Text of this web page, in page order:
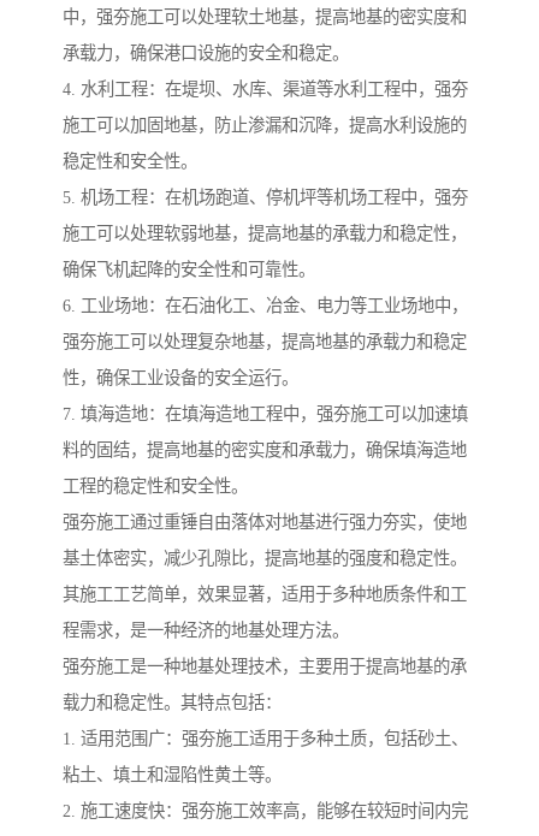
中，强夯施工可以处理软土地基，提高地基的密实度和
承载力，确保港口设施的安全和稳定。
4. 水利工程：在堤坝、水库、渠道等水利工程中，强夯
施工可以加固地基，防止渗漏和沉降，提高水利设施的
稳定性和安全性。
5. 机场工程：在机场跑道、停机坪等机场工程中，强夯
施工可以处理软弱地基，提高地基的承载力和稳定性，
确保飞机起降的安全性和可靠性。
6. 工业场地：在石油化工、冶金、电力等工业场地中，
强夯施工可以处理复杂地基，提高地基的承载力和稳定
性，确保工业设备的安全运行。
7. 填海造地：在填海造地工程中，强夯施工可以加速填
料的固结，提高地基的密实度和承载力，确保填海造地
工程的稳定性和安全性。
强夯施工通过重锤自由落体对地基进行强力夯实，使地
基土体密实，减少孔隙比，提高地基的强度和稳定性。
其施工工艺简单，效果显著，适用于多种地质条件和工
程需求，是一种经济的地基处理方法。
强夯施工是一种地基处理技术，主要用于提高地基的承
载力和稳定性。其特点包括：
1. 适用范围广：强夯施工适用于多种土质，包括砂土、
粘土、填土和湿陷性黄土等。
2. 施工速度快：强夯施工效率高，能够在较短时间内完